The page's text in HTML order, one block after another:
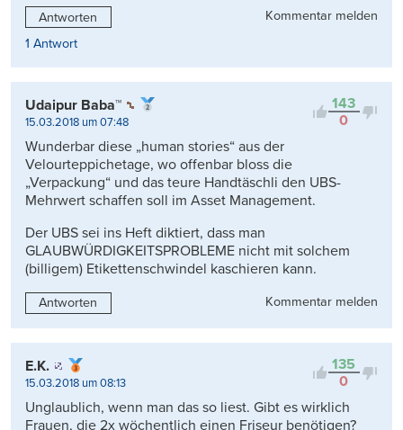
Antworten
Kommentar melden
1 Antwort
143
0
Udaipur Baba™
15.03.2018 um 07:48
Wunderbar diese „human stories“ aus der
Velourteppichetage, wo offenbar bloss die
„Verpackung“ und das teure Handtäschli den UBS-
Mehrwert schaffen soll im Asset Management.
Der UBS sei ins Heft diktiert, dass man
GLAUBWÜRDIGKEITSPROBLEME nicht mit solchem
(billigem) Etikettenschwindel kaschieren kann.
Antworten Kommentar melden
135
0
E.K.
15.03.2018 um 08:13
Unglaublich, wenn man das so liest. Gibt es wirklich
Frauen, die 2x wöchentlich einen Friseur benötigen?